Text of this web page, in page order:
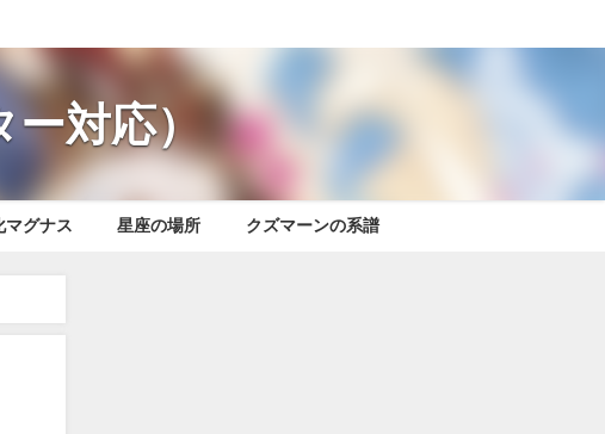
対応）
マグナス 星座の場所 クズマーンの系譜